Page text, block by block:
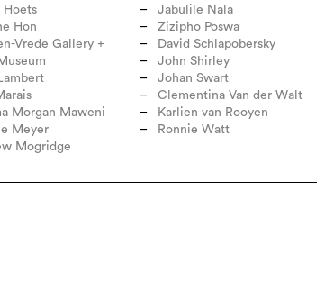
Hoets
Hon
Vrede Gallery +
Morgan Maweni
Meyer
Mogridge
Jabulile Nala
Zizipho Poswa
David Schlapobersky
John Shirley
Johan Swart
Clementina Van der Walt
Karlien van Rooyen
Ronnie Watt